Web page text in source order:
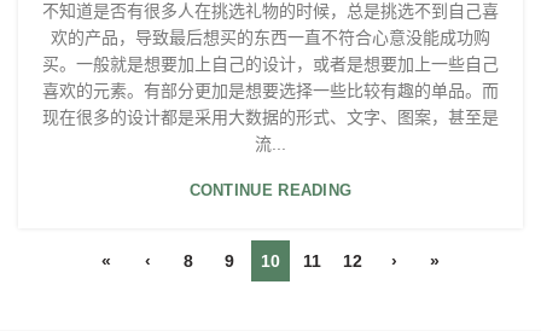
不知道是否有很多人在挑选礼物的时候，总是挑选不到自己喜
欢的产品，导致最后想买的东西一直不符合心意没能成功购
买。一般就是想要加上自己的设计，或者是想要加上一些自己
喜欢的元素。有部分更加是想要选择一些比较有趣的单品。而
现在很多的设计都是采用大数据的形式、文字、图案，甚至是
流...
CONTINUE READING
« ‹ 8 9 10 11 12 › »